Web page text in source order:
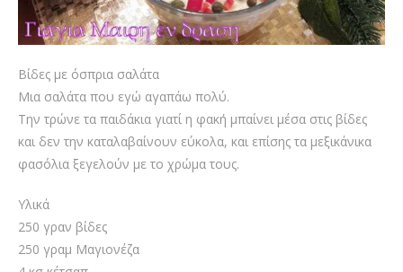
Βίδες με όσπρια σαλάτα
Μια σαλάτα που εγώ αγαπάω πολύ.
Την τρώνε τα παιδάκια γιατί η φακή μπαίνει μέσα στις βίδες
και δεν την καταλαβαίνουν εύκολα, και επίσης τα μεξικάνικα
φασόλια ξεγελούν με το χρώμα τους.
Υλικά
250 γραν βίδες
250 γραμ Μαγιονέζα